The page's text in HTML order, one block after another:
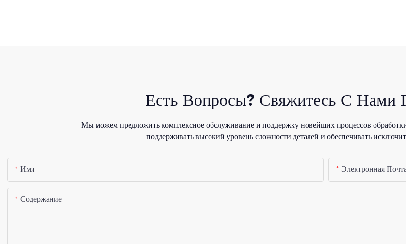
Есть Вопросы? Свяжитесь С Нами
Мы можем предложить комплексное обслуживание и поддержку новейших процессов
поддерживать высокий уровень сложности деталей и обеспечивать
Имя Электронная
Содержание